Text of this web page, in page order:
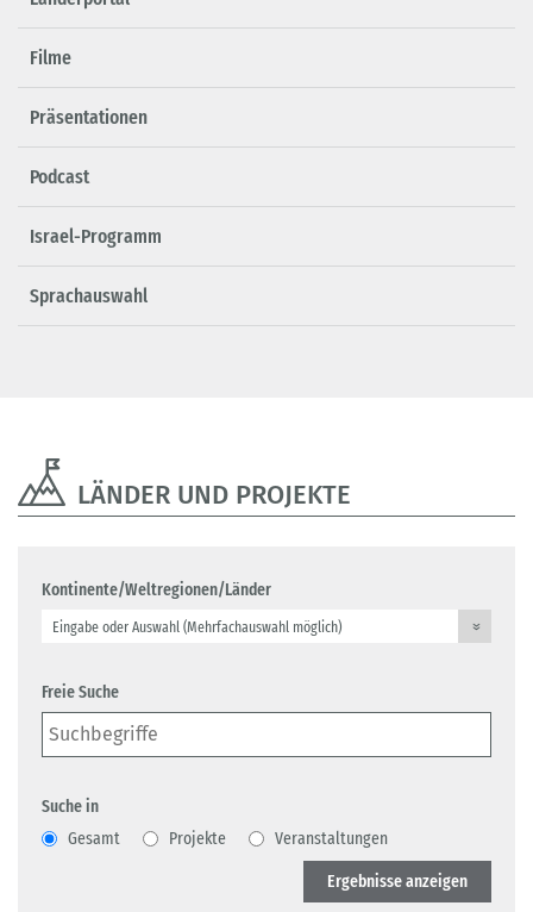
Filme
Präsentationen
Podcast
Israel-Programm
Sprachauswahl
LÄNDER UND PROJEKTE
Kontinente/Weltregionen/Länder
Freie Suche
Suche in
Gesamt
Projekte
Veranstaltungen
Ergebnisse anzeigen